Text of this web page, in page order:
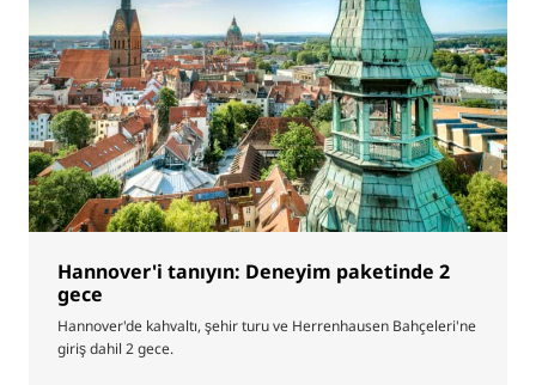
Hannover'i tanıyın: Deneyim paketinde 2
gece
Hannover'de kahvaltı, şehir turu ve Herrenhausen Bahçeleri'ne
giriş dahil 2 gece.